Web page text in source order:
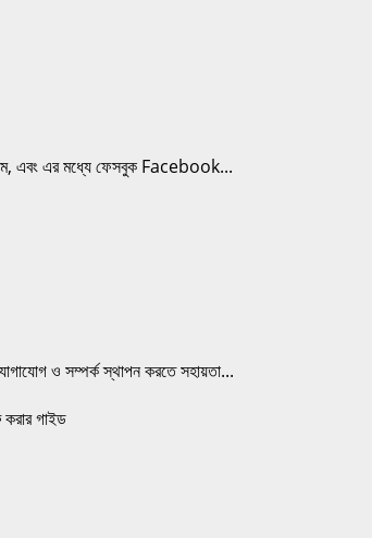
এবং এর মধ্যে ফেসবুক Facebook...
ও সম্পর্ক স্থাপন করতে সহায়তা...